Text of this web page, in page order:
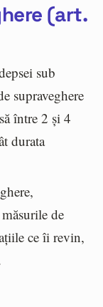
(art.
sub
supraveghere
între 2 și 4
durata
de
ce îi revin,